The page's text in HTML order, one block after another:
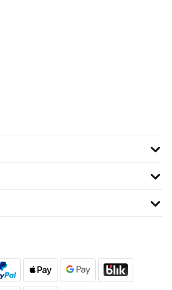
Handtuchheizkörper sehr platzsparend ist.
Wohnung und war besorgt darüber, dass er
schlanke und elegante Form und fügt sich gut
Er ist funktional, gut verarbeitet,
suchen, um Ihre Handtücher zu trocknen und
zu senken, dann ist dieser
die perfekte Wahl!